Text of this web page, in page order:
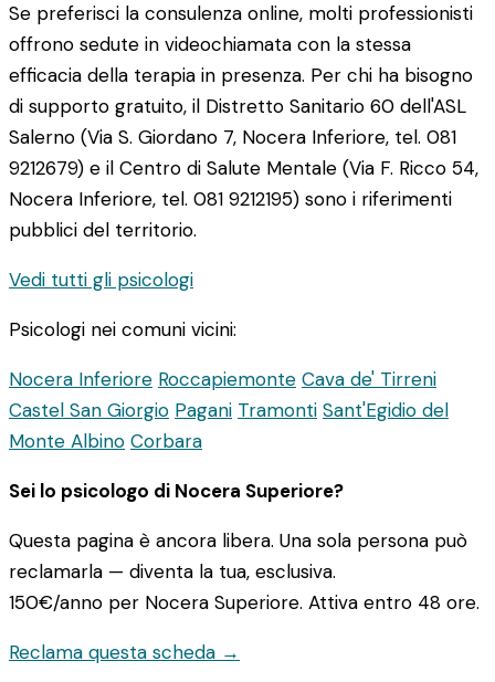
Se preferisci la consulenza online, molti professionisti
offrono sedute in videochiamata con la stessa
efficacia della terapia in presenza. Per chi ha bisogno
di supporto gratuito, il Distretto Sanitario 60 dell'ASL
Salerno (Via S. Giordano 7, Nocera Inferiore, tel. 081
9212679) e il Centro di Salute Mentale (Via F. Ricco 54,
Nocera Inferiore, tel. 081 9212195) sono i riferimenti
pubblici del territorio.
Vedi tutti gli psicologi
Psicologi nei comuni vicini:
Nocera Inferiore Roccapiemonte Cava de' Tirreni
Castel San Giorgio Pagani Tramonti Sant'Egidio del
Monte Albino Corbara
Sei lo psicologo di Nocera Superiore?
Questa pagina è ancora libera. Una sola persona può
reclamarla — diventa la tua, esclusiva.
150€/anno per Nocera Superiore. Attiva entro 48 ore.
Reclama questa scheda →